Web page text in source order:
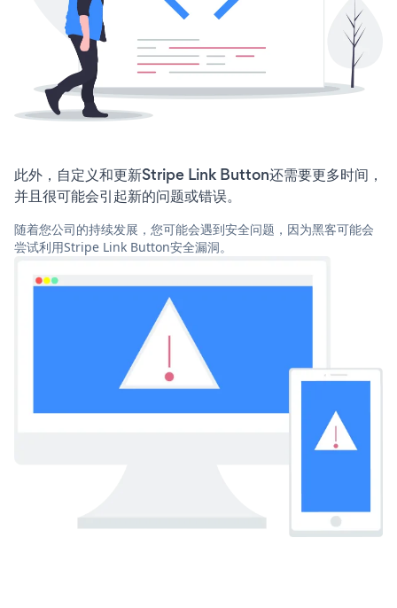
此外，自定义和更新Stripe Link Button还需要更多时间，
并且很可能会引起新的问题或错误。
随着您公司的持续发展，您可能会遇到安全问题，因为黑客可能会
尝试利用Stripe Link Button安全漏洞。